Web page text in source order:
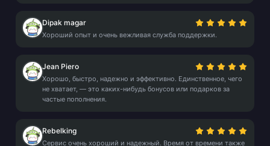
Dipak magar
Хороший опыт и очень вежливая служба поддержки.
Jean Piero
Хорошо, быстро, надежно и эффективно. Единственное, чего
не хватает, — это каких-нибудь бонусов или подарков за
частые пополнения.
Rebelking
Сервис очень хороший и надежный. Время от времени также